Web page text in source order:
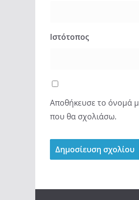
Ιστότοπος
Αποθήκευσε το όνομά
που θα σχολιάσω.